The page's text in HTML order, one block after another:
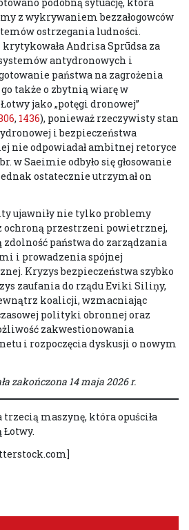
z wykrywaniem bezzałogowców
ostrzegania ludności.
Andrisa Sprūdsa za
antydronowych i
państwa na zagrożenia
także o zbytnią wiarę w
jako „potęgi dronowej”
, 1436), ponieważ rzeczywisty stan
i bezpieczeństwa
nie odpowiadał ambitnej retoryce
w Saeimie odbyło się głosowanie
ostatecznie utrzymał on
ujawniły nie tylko problemy
ochroną przestrzeni powietrznej,
państwa do zarządzania
i prowadzenia spójnej
Kryzys bezpieczeństwa szybko
zaufania do rządu Eviki Siliņy,
koalicji, wzmacniając
polityki obronnej oraz
zakwestionowania
i rozpoczęcia dyskusji o nowym
zakończona 14 maja 2026 r.
trzecią maszynę, która opuściła